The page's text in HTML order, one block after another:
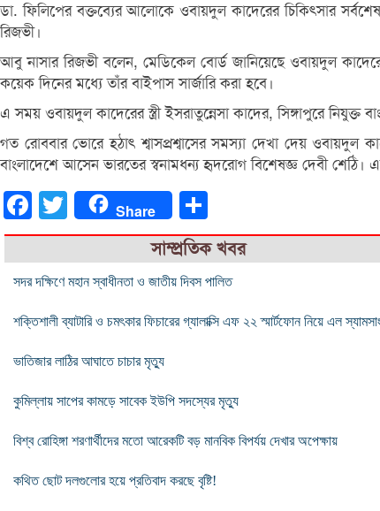
ডা. ফিলিপের বক্তব্যের আলোকে ওবায়দুল কাদেরের চিকিৎসার
রিজভী।
আবু নাসার রিজভী বলেন, মেডিকেল বোর্ড জানিয়েছে ওবায়দুল
কয়েক দিনের মধ্যে তাঁর বাইপাস সার্জারি করা হবে।
এ সময় ওবায়দুল কাদেরের স্ত্রী ইসরাতুন্নেসা কাদের, সিঙ্গাপুরে নিযুক্ত
গত রোববার ভোরে হঠাৎ শ্বাসপ্রশ্বাসের সমস্যা দেখা দেয়
বাংলাদেশে আসেন ভারতের স্বনামধন্য হৃদরোগ বিশেষজ্ঞ দেবী শেঠি।
FacebookTwitter Share
সাম্প্রতিক খবর
সদর দক্ষিণে মহান স্বাধীনতা ও জাতীয় দিবস পালিত
শক্তিশালী ব্যাটারি ও চমৎকার ফিচারের গ্যালাক্সি এফ ২২ স্মার্টফোন নিয়ে এল
ভাতিজার লাঠির আঘাতে চাচার মৃত্যু
কুমিল্লায় সাপের কামড়ে সাবেক ইউপি সদস্যের মৃত্যু
বিশ্ব রোহিঙ্গা শরণার্থীদের মতো আরেকটি বড় মানবিক বিপর্যয় দেখার অপেক্ষায়
কথিত ছোট দলগুলোর হয়ে প্রতিবাদ করছে বৃষ্টি!